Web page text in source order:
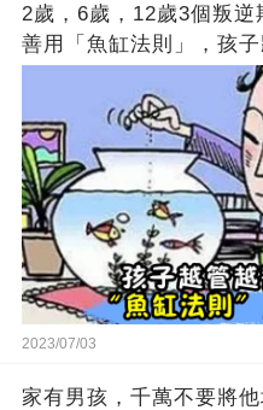
2歲，6歲，12歲3個叛
善用「魚缸法則」，孩
2023/07/03
家有男孩，千萬不要將